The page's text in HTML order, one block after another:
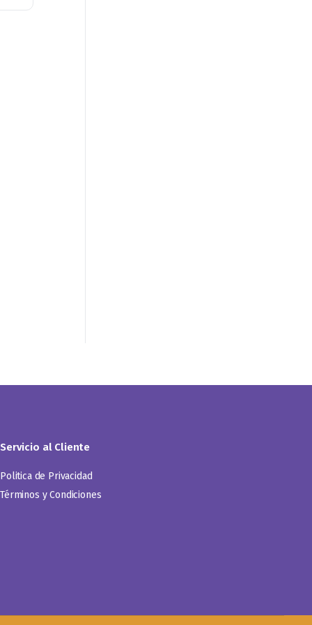
Servicio al Cliente
Politica de Privacidad
Términos y Condiciones